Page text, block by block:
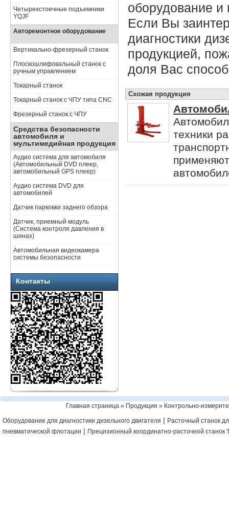
Четырехстоечные подъемники
YQJF
Авторемонтное оборудование
Вертикально-фрезерный станок
Плоскошлифовальный станок с
ручным управлением
Токарный станок
Токарный станок с ЧПУ типа CNC
Фрезерный станок с ЧПУ
Средства безопасности
автомобиля и
мультимедийная продукция
Аудио система для автомобиля
(Автомобильный DVD плеер,
автомобильный GPS плеер)
Аудио система DVD для
автомобилей
Датчик парковки заднего обзора
Датчик, приемный модуль
(Система контроля давления в
шинах)
Автомобильная видеокамера
системы безопасности
Контакты
оборудование и
Если Вы
диагностики
продукцией,
доля Вас
Схожая продукция
техники
Главная страница » Продукция » Контрольно-
Оборудование для диагностики дизельного двигателя | Расточный станок
пневматической флотации | Прецизионный координатно-расточной станок